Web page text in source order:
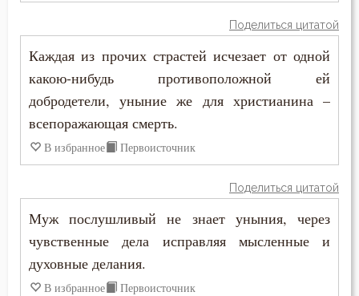
Поделиться цитатой
Каждая из прочих страстей исчезает от одной
какою-нибудь противоположной ей
добродетели, уныние же для христианина –
всепоражающая смерть.
В избранное Первоисточник
Поделиться цитатой
Муж послушливый не знает уныния, через
чувственные дела исправляя мысленные и
духовные делания.
В избранное Первоисточник